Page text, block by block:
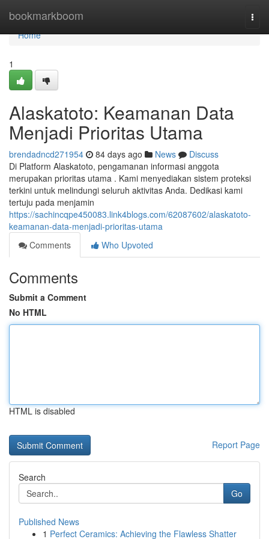
bookmarkboom
Home
Home
1
Alaskatoto: Keamanan Data
Menjadi Prioritas Utama
brendadncd271954 84 days ago News
Discuss
Di Platform Alaskatoto, pengamanan informasi anggota
merupakan prioritas utama . Kami menyediakan sistem proteksi
terkini untuk melindungi seluruh aktivitas Anda. Dedikasi kami
tertuju pada menjamin
https://sachincqpe450083.link4blogs.com/62087602/alaskatoto-
keamanan-data-menjadi-prioritas-utama
Comments
Who Upvoted
Comments
Submit a Comment
No HTML
HTML is disabled
Report Page
Search
Go
Published News
1 Perfect Ceramics: Achieving the Flawless Shatter